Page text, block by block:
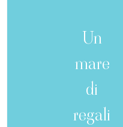
Un
mare
di
regali